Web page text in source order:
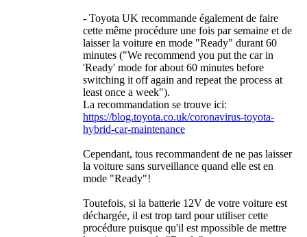
- Toyota UK recommande également de faire
cette même procédure une fois par semaine et de
laisser la voiture en mode "Ready" durant 60
minutes ("We recommend you put the car in
'Ready' mode for about 60 minutes before
switching it off again and repeat the process at
least once a week").
La recommandation se trouve ici:
https://blog.toyota.co.uk/coronavirus-toyota-
hybrid-car-maintenance
Cependant, tous recommandent de ne pas laisser
la voiture sans surveillance quand elle est en
mode "Ready"!
Toutefois, si la batterie 12V de votre voiture est
déchargée, il est trop tard pour utiliser cette
procédure puisque qu'il est mpossible de mettre